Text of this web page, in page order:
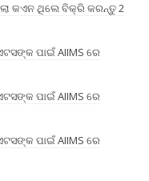
କଏନ ଥିଲେ ବିକ୍ରି କରନ୍ତୁ 2
ପାଇଁ AIIMS ରେ
ପାଇଁ AIIMS ରେ
ପାଇଁ AIIMS ରେ